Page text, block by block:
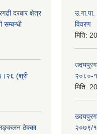
दरबार क्षेत्र
(श्री
सङ्कलन ठेक्का
विवरण
मिति:
२०८०-
मिति:
२०७९/